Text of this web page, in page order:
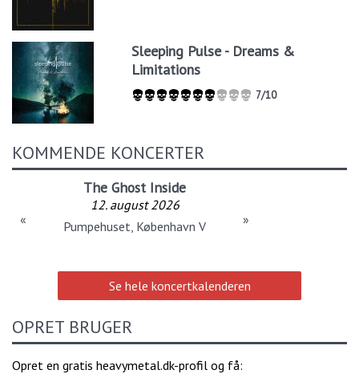
Sleeping Pulse - Dreams &
Limitations
7/10
KOMMENDE KONCERTER
The Ghost Inside
12. august 2026
Pumpehuset, København V
« »
Se hele koncertkalenderen
OPRET BRUGER
Opret en gratis heavymetal.dk-profil og få: